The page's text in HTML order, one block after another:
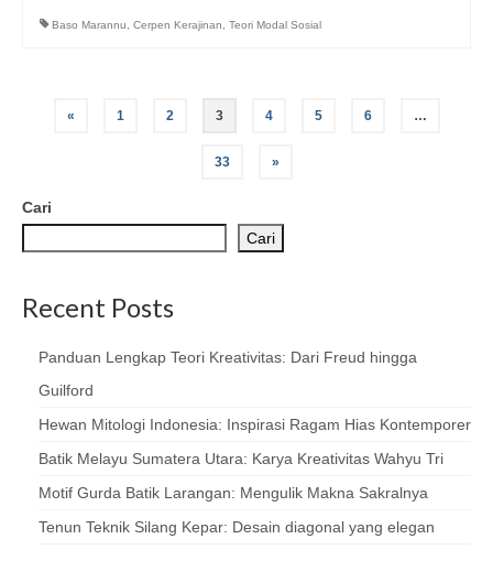
Baso Marannu Cerpen Kerajinan Teori Modal Sosial
Paginasi
« 1 2 3 4 5 6 …
33 »
Cari
Cari
Recent Posts
Panduan Lengkap Teori Kreativitas: Dari Freud hingga
Guilford
Hewan Mitologi Indonesia: Inspirasi Ragam Hias Kontemporer
Batik Melayu Sumatera Utara: Karya Kreativitas Wahyu Tri
Motif Gurda Batik Larangan: Mengulik Makna Sakralnya
Tenun Teknik Silang Kepar: Desain diagonal yang elegan